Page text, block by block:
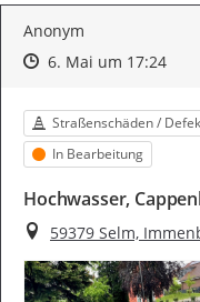
Anonym
Zeitpunkt des
Zeitpunkt des
6. Mai um 17:24Zur
Kategorie
Straßenschäden /
Status
In Bearbeitung
Hochwasser,
Ort
59379 Selm,